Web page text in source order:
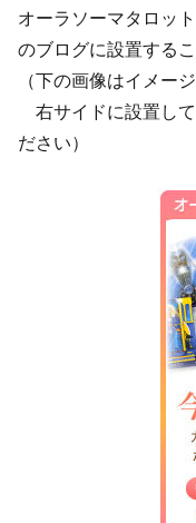
オーラソーマタロッ
のブログに設置する
（下の画像はイメージ
右サイドに設置して
ださい）